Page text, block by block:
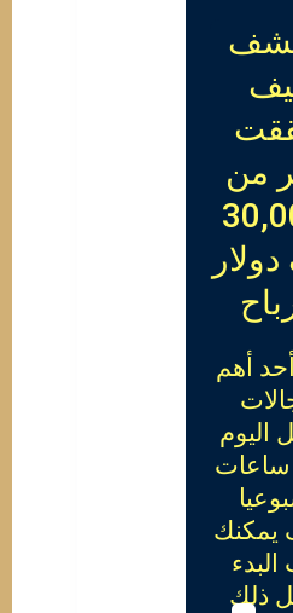
من
أهم
اليوم
ساعات
يمكنك
البدء
ذلك